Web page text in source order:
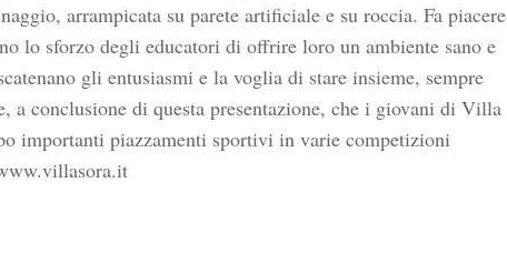
arrampicata su parete artificiale e su roccia. Fa piacere
lo sforzo degli educatori di offrire loro un ambiente sano e
gli entusiasmi e la voglia di stare insieme, sempre
a conclusione di questa presentazione, che i giovani di Villa
importanti piazzamenti sportivi in varie competizioni